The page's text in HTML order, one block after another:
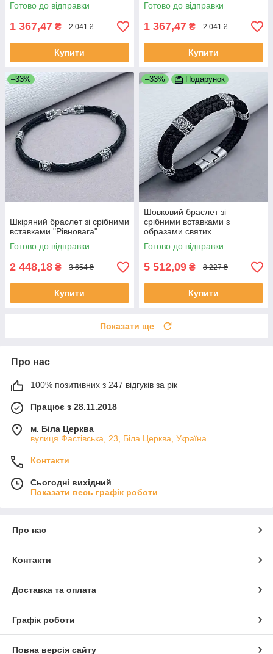
Готово до відправки
1 367,47 ₴ 2 041 ₴
Купити
Готово до відправки
1 367,47 ₴ 2 041 ₴
Купити
–33%
Шкіряний браслет зі срібними
вставками "Рівновага"
Готово до відправки
2 448,18 ₴ 3 654 ₴
Купити
–33% Подарунок
Шовковий браслет зі
срібними вставками з
образами святих
Готово до відправки
5 512,09 ₴ 8 227 ₴
Купити
Показати ще
Про нас
100% позитивних з 247 відгуків за рік
Працює з 28.11.2018
м. Біла Церква
вулиця Фастівська, 23, Біла Церква, Україна
Контакти
Сьогодні вихідний
Показати весь графік роботи
Про нас
Контакти
Доставка та оплата
Графік роботи
Повна версія сайту